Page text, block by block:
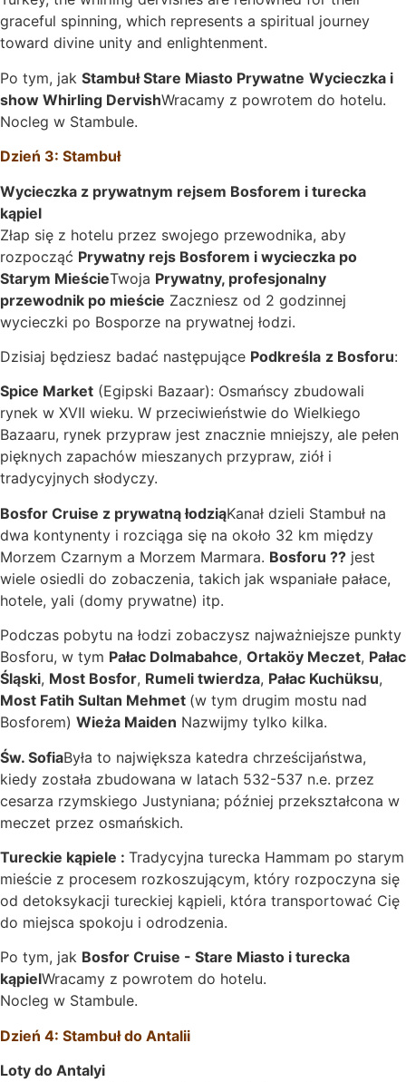
graceful spinning, which represents a spiritual journey
toward divine unity and enlightenment.
Po tym, jak Stambuł Stare Miasto Prywatne Wycieczka i
show Whirling DervishWracamy z powrotem do hotelu.
Nocleg w Stambule.
Dzień 3: Stambuł
Wycieczka z prywatnym rejsem Bosforem i turecka
kąpiel
Złap się z hotelu przez swojego przewodnika, aby
rozpocząć Prywatny rejs Bosforem i wycieczka po
Starym MieścieTwoja Prywatny, profesjonalny
przewodnik po mieście Zaczniesz od 2 godzinnej
wycieczki po Bosporze na prywatnej łodzi.
Dzisiaj będziesz badać następujące Podkreśla z Bosforu:
Spice Market (Egipski Bazaar): Osmańscy zbudowali
rynek w XVII wieku. W przeciwieństwie do Wielkiego
Bazaaru, rynek przypraw jest znacznie mniejszy, ale pełen
pięknych zapachów mieszanych przypraw, ziół i
tradycyjnych słodyczy.
Bosfor Cruise z prywatną łodziąKanał dzieli Stambuł na
dwa kontynenty i rozciąga się na około 32 km między
Morzem Czarnym a Morzem Marmara. Bosforu ⁇ jest
wiele osiedli do zobaczenia, takich jak wspaniałe pałace,
hotele, yali (domy prywatne) itp.
Podczas pobytu na łodzi zobaczysz najważniejsze punkty
Bosforu, w tym Pałac Dolmabahce, Ortaköy Meczet, Pałac
Śląski, Most Bosfor, Rumeli twierdza, Pałac Kuchüksu,
Most Fatih Sultan Mehmet (w tym drugim mostu nad
Bosforem) Wieża Maiden Nazwijmy tylko kilka.
Św. SofiaByła to największa katedra chrześcijaństwa,
kiedy została zbudowana w latach 532-537 n.e. przez
cesarza rzymskiego Justyniana; później przekształcona w
meczet przez osmańskich.
Tureckie kąpiele : Tradycyjna turecka Hammam po starym
mieście z procesem rozkoszującym, który rozpoczyna się
od detoksykacji tureckiej kąpieli, która transportować Cię
do miejsca spokoju i odrodzenia.
Po tym, jak Bosfor Cruise - Stare Miasto i turecka
kąpielWracamy z powrotem do hotelu.
Nocleg w Stambule.
Dzień 4: Stambuł do Antalii
Loty do Antalyi